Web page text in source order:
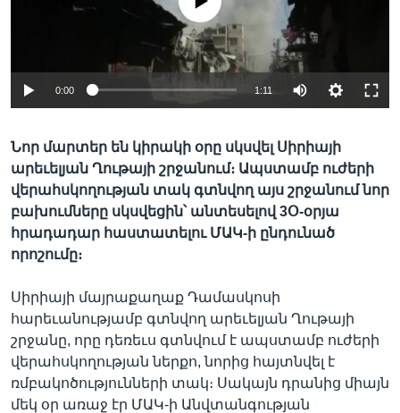
0:00 1:11
Նոր մարտեր են կիրակի օրը սկսվել Սիրիայի
արեւելյան Ղութայի շրջանում։ Ապստամբ ուժերի
վերահսկողության տակ գտնվող այս շրջանում նոր
բախումները սկսվեցին՝ անտեսելով 3Օ-օրյա
հրադադար հաստատելու ՄԱԿ-ի ընդունած
որոշումը։
Սիրիայի մայրաքաղաք Դամասկոսի
հարեւանությամբ գտնվող արեւելյան Ղութայի
շրջանը, որը դեռեւս գտնվում է ապստամբ ուժերի
վերահսկողության ներքո, նորից հայտնվել է
ռմբակոծությունների տակ։ Սակայն դրանից միայն
մեկ օր առաջ էր ՄԱԿ-ի Անվտանգության